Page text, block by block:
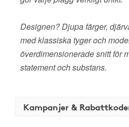
Designen? Djupa färger,
med klassiska tyger och
överdimensionerade snitt för
statement och substans.
Kampanjer &